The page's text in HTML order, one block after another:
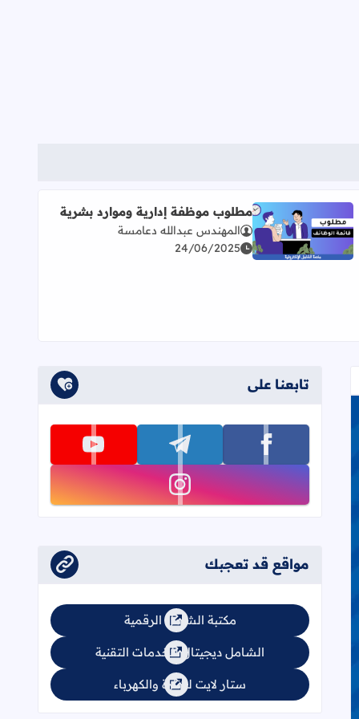
اقرأ المزيد عن مطلوب موظفة إدارية وموارد بشرية
مطلوب موظفة إدارية وموارد بشرية
المهندس عبدالله دعامسة
24/06/2025
الأول - الشهرين) لعام 2022
تابعنا على
تابعنا على facebook تابعنا على telegram تابعنا على youtube
تابعنا على instagram
مواقع قد تعجبك
مكتبة الشامل الرقمية
الشامل ديجيتال للخدمات التقنية
ستار لايت للإنارة والكهرباء